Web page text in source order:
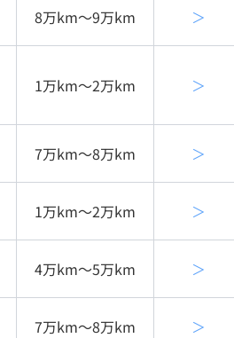
8万km〜9万km ＞
1万km〜2万km ＞
7万km〜8万km ＞
1万km〜2万km ＞
4万km〜5万km ＞
7万km〜8万km ＞